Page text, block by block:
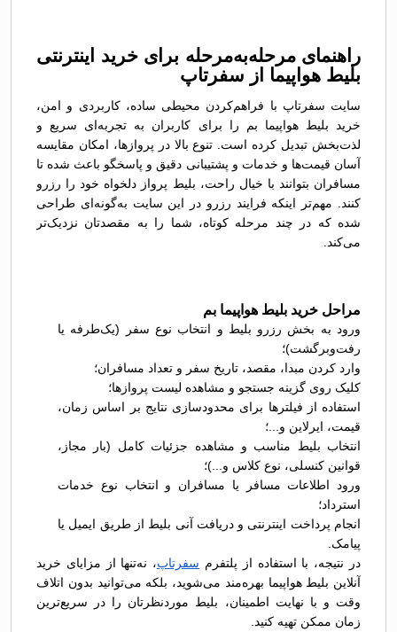
راهنمای مرحله‌به‌مرحله برای خرید اینترنتی
بلیط هواپیما از سفرتاپ
سایت سفرتاپ با فراهم‌کردن محیطی ساده، کاربردی و امن،
خرید بلیط هواپیما بم را برای کاربران به تجربه‌ای سریع و
لذت‌بخش تبدیل کرده است. تنوع بالا در پروازها، امکان مقایسه
آسان قیمت‌ها و خدمات و پشتیبانی دقیق و پاسخگو باعث شده تا
مسافران بتوانند با خیال راحت، بلیط پرواز دلخواه خود را رزرو
کنند. مهم‌تر اینکه فرایند رزرو در این سایت به‌گونه‌ای طراحی
شده که در چند مرحله کوتاه، شما را به مقصدتان نزدیک‌تر
می‌کند.
مراحل خرید بلیط هواپیما بم
ورود به بخش رزرو بلیط و انتخاب نوع سفر (یک‌طرفه یا
رفت‌وبرگشت)؛
وارد کردن مبدا، مقصد، تاریخ سفر و تعداد مسافران؛
کلیک روی گزینه جستجو و مشاهده لیست پروازها؛
استفاده از فیلترها برای محدودسازی نتایج بر اساس زمان،
قیمت، ایرلاین و...؛
انتخاب بلیط مناسب و مشاهده جزئیات کامل (بار مجاز،
قوانین کنسلی، نوع کلاس و...)؛
ورود اطلاعات مسافر یا مسافران و انتخاب نوع خدمات
استرداد؛
انجام پرداخت اینترنتی و دریافت آنی بلیط از طریق ایمیل یا
پیامک.
در نتیجه، با استفاده از پلتفرم سفرتاپ، نه‌تنها از مزایای خرید
آنلاین بلیط هواپیما بهره‌مند می‌شوید، بلکه می‌توانید بدون اتلاف
وقت و با نهایت اطمینان، بلیط موردنظرتان را در سریع‌ترین
زمان ممکن تهیه کنید.